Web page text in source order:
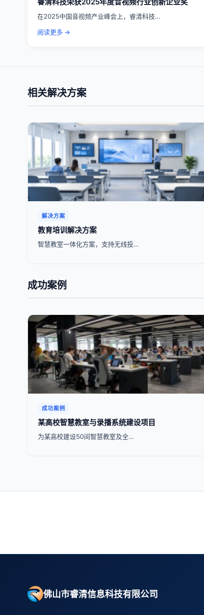
在2025中国音视频产业峰会上，睿清科技…
阅读更多 →
相关解决方案
解决方案
教育培训解决方案
智慧教室一体化方案，支持无线投…
成功案例
成功案例
某高校智慧教室与录播系统建设项目
为某高校建设50间智慧教室及全…
佛山市睿清信息科技有限公司